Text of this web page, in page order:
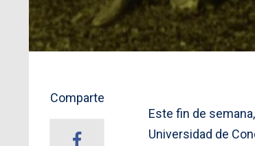
Comparte
Este fin de
Universidad de